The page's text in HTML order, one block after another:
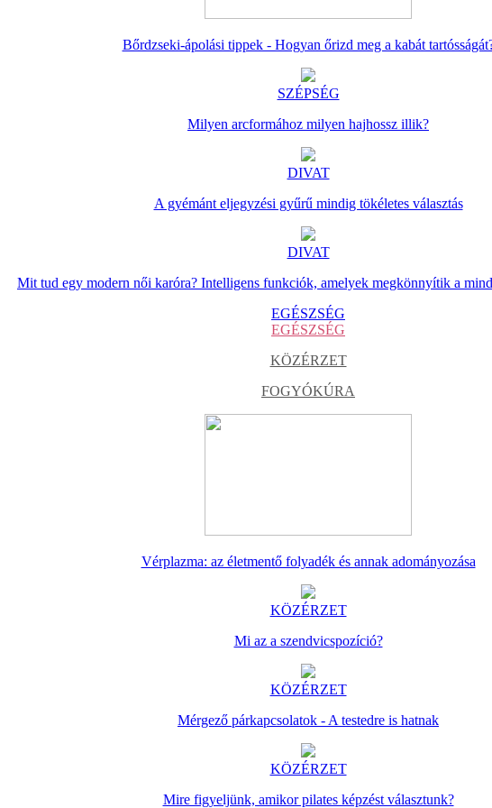
Bőrdzseki-ápolási tippek - Hogyan őrizd meg a kabát
SZÉPSÉG
Milyen arcformához milyen hajhossz illik?
DIVAT
A gyémánt eljegyzési gyűrű mindig tökéletes választás
DIVAT
Mit tud egy modern női karóra? Intelligens funkciók, amelyek megkönnyítik a
EGÉSZSÉG
EGÉSZSÉG
KÖZÉRZET
FOGYÓKÚRA
Vérplazma: az életmentő folyadék és annak adományozása
KÖZÉRZET
Mi az a szendvicspozíció?
KÖZÉRZET
Mérgező párkapcsolatok - A testedre is hatnak
KÖZÉRZET
Mire figyeljünk, amikor pilates képzést választunk?